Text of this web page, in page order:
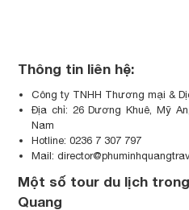
Thông tin liên hệ:
Công ty TNHH Thương mại &
Địa chỉ: 26 Dương Khuê, Mỹ
Nam
Hotline: 0236 7 307 797
Mail:
Một số tour du lịch
Quang